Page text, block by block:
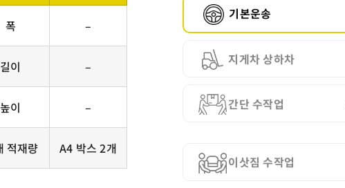
폭 –
길이 –
높이 –
적재량 A4 박스 2개
기본운송
지게차 상하차
간단 수작업
이삿짐 수작업